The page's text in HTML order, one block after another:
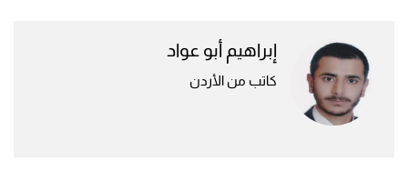
إبراهيم أبو عواد
كاتب من الأردن